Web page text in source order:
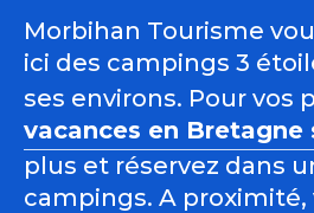
Morbihan Tourisme
ici des campings 3
ses environs. Pour vos
vacances en Bretagne
plus et réservez dans
campings. A proximité,